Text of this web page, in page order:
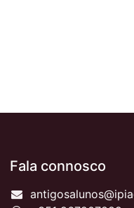
Fala connosco